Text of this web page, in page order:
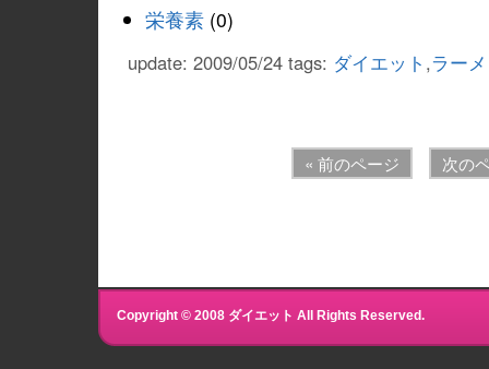
栄養素 (0)
update: 2009/05/24 tags: ダイエット ,ラー
« 前のページ 次の
Copyright © 2008 ダイエット All Rights Reserved.